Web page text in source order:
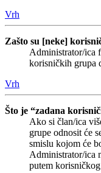
Vrh
Zašto su [neke]
Administrator/ica
korisničkih grupa
Vrh
Što je “zadana
Ako si član/ica
grupe odnosit će
smislu kojom će
Administrator/ica
putem